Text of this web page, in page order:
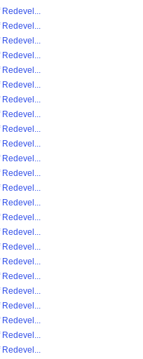
Redevel...
Redevel...
Redevel...
Redevel...
Redevel...
Redevel...
Redevel...
Redevel...
Redevel...
Redevel...
Redevel...
Redevel...
Redevel...
Redevel...
Redevel...
Redevel...
Redevel...
Redevel...
Redevel...
Redevel...
Redevel...
Redevel...
Redevel...
Redevel...